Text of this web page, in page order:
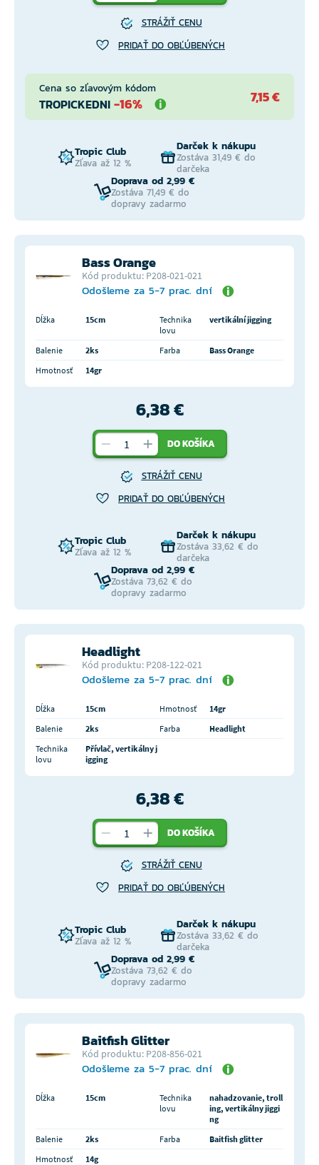
STRÁŽIŤ CENU
PRIDAŤ DO OBĽÚBENÝCH
Cena so zľavovým kódom
TROPICKEDNI -16% 7,15 €
Tropic Club
Zľava až 12 %
Darček k nákupu
Zostáva 31,49 € do
darčeka
Doprava od 2,99 €
Zostáva 71,49 € do
dopravy zadarmo
Bass Orange
Kód produktu: P208-021-021
Odošleme za 5-7 prac. dní
Dĺžka 15cm
Technika
lovu
vertikální jigging
Balenie 2ks Farba
Bass Orange
Hmotnosť
14gr
6,38 €
DO KOŠÍKA
STRÁŽIŤ CENU
PRIDAŤ DO OBĽÚBENÝCH
Tropic Club
Zľava až 12 %
Darček k nákupu
Zostáva 33,62 € do
darčeka
Doprava od 2,99 €
Zostáva 73,62 € do
dopravy zadarmo
Headlight
Kód produktu: P208-122-021
Odošleme za 5-7 prac. dní
Dĺžka 15cm Hmotnosť
14gr
Balenie
2ks Farba
Headlight
Technika
lovu
Přívlač, vertikálny j
igging
6,38 €
DO KOŠÍKA
STRÁŽIŤ CENU
PRIDAŤ DO OBĽÚBENÝCH
Tropic Club
Zľava až 12 %
Darček k nákupu
Zostáva 33,62 € do
darčeka
Doprava od 2,99 €
Zostáva 73,62 € do
dopravy zadarmo
Baitfish Glitter
Kód produktu: P208-856-021
Odošleme za 5-7 prac. dní
Dĺžka 15cm
Technika
lovu
nahadzovanie, troll
ing, vertikálny jiggi
ng
Balenie
2ks Farba
Baitfish glitter
Hmotnosť
14g